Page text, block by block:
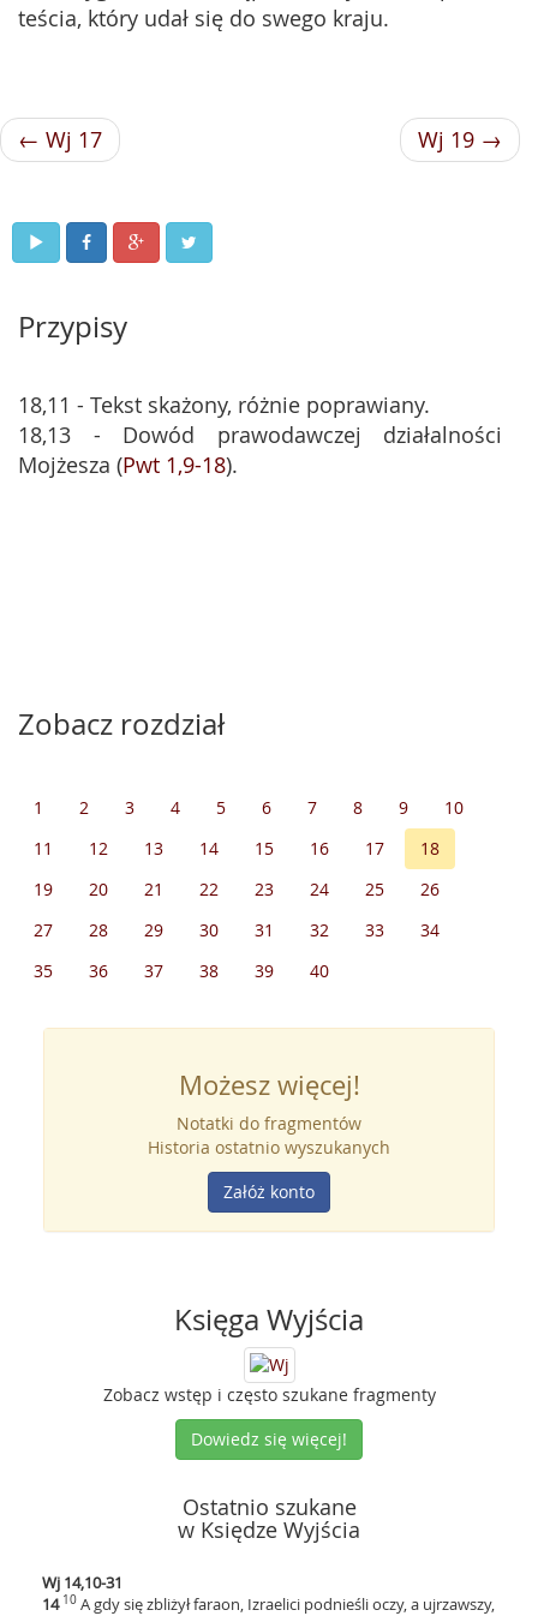
teścia, który udał się do swego kraju.
← Wj 17 Wj 19 →
Przypisy
18,11 - Tekst skażony, różnie poprawiany.
18,13 - Dowód prawodawczej działalności
Mojżesza (Pwt 1,9-18).
Zobacz rozdział
1 2 3 4 5 6 7 8 9
10
11
12 13 14 15 16 17
18
19
20 21 22 23 24 25
26
27
28 29 30 31 32 33
34
35
36 37 38 39 40
Możesz więcej!
Notatki do fragmentów
Historia ostatnio wyszukanych
Załóż konto
Księga Wyjścia
Zobacz wstęp i często szukane fragmenty
Dowiedz się więcej!
Ostatnio szukane
w Księdze Wyjścia
Wj 14,10-31
14 10 A gdy się zbliżył faraon, Izraelici podnieśli oczy, a ujrzawszy,